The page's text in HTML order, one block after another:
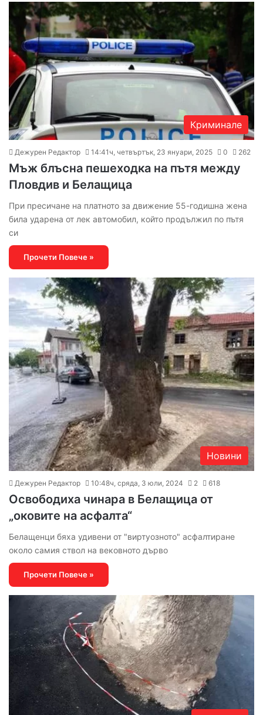
Криминале
Дежурен Редактор 14:41ч, четвъртък, 23 януари, 2025 0 262
Мъж блъсна пешеходка на пътя между
Пловдив и Белащица
При пресичане на платното за движение 55-годишна жена
била ударена от лек автомобил, който продължил по пътя
си
Прочети Повече »
Новини
Дежурен Редактор 10:48ч, сряда, 3 юли, 2024 2 618
Освободиха чинара в Белащица от
„оковите на асфалта“
Белащенци бяха удивени от "виртуозното" асфалтиране
около самия ствол на вековното дърво
Прочети Повече »